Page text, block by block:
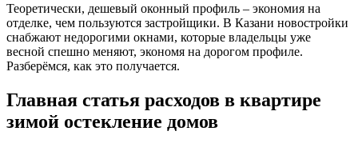
Теоретически, дешевый оконный профиль – экономия на
отделке, чем пользуются застройщики. В Казани новостройки
снабжают недорогими окнами, которые владельцы уже
весной спешно меняют, экономя на дорогом профиле.
Разберёмся, как это получается.
Главная статья расходов в квартире
зимой остекление домов